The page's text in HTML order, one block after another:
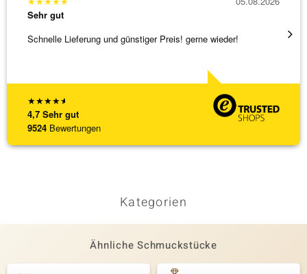
★★★★★
4,7 Sehr gut
9524 Bewertungen
Sehr gut
Schnelle Lieferung und günstiger Preis! gerne wieder!
Ich
Kategorien
Ähnliche Schmuckstücke